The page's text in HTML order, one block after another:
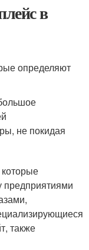
в
определяют
не покидая
предприятиями
также